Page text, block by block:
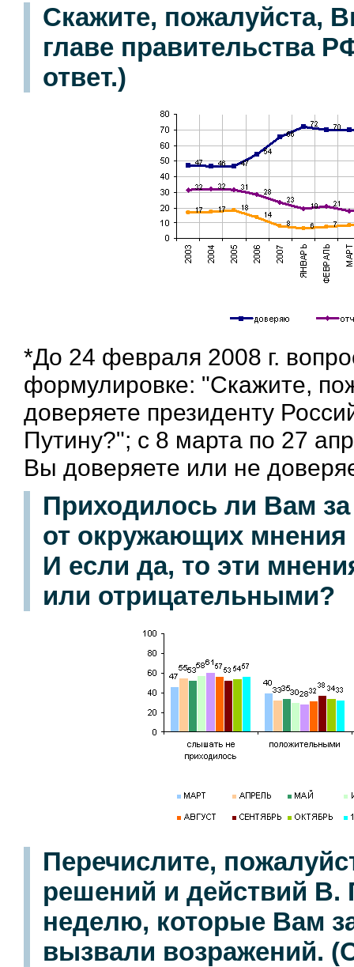
Скажите, пожалуйста,
главе правительства
ответ.)
*До 24 февраля 2008 г.
формулировке: "Скажите,
доверяете президенту
Путину?"; с 8 марта по 27
Вы доверяете или не
Приходилось ли Вам
от окружающих мнения
И если да, то эти
или отрицательными?
Перечислите,
решений и действий
неделю, которые Вам
вызвали возражений.